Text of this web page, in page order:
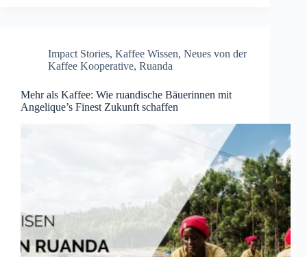
Impact Stories, Kaffee Wissen, Neues von der
Kaffee Kooperative, Ruanda
Mehr als Kaffee: Wie ruandische Bäuerinnen mit
Angelique’s Finest Zukunft schaffen